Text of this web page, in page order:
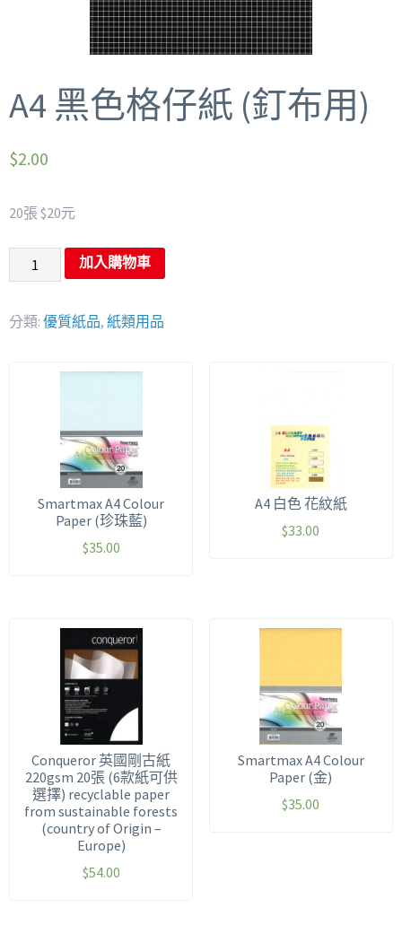
A4 黑色格仔紙 (釘布用)
$2.00
20張 $20元
加入購物車
分類: 優質紙品, 紙類用品
Smartmax A4 Colour
Paper (珍珠藍)
$35.00
A4 白色 花紋紙
$33.00
Conqueror 英國剛古紙
220gsm 20張 (6款紙可供
選擇) recyclable paper
from sustainable forests
(country of Origin –
Europe)
$54.00
Smartmax A4 Colour
Paper (金)
$35.00